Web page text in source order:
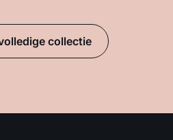
collectie